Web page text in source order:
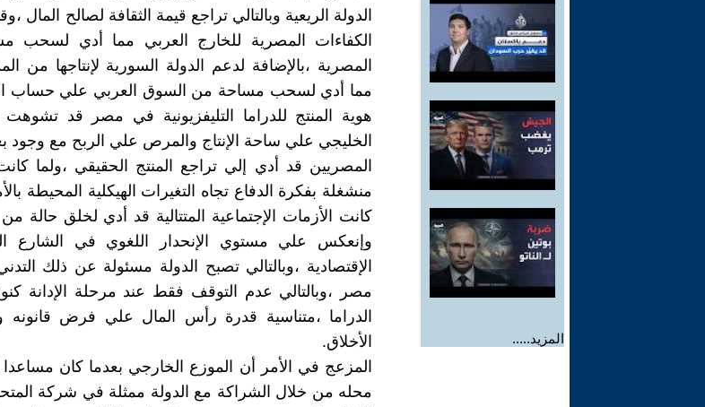
المزيد.....
الدولة الريعية وبالتالي تراجع قيمة الثقافة لصالح
الكفاءات المصرية للخارج العربي مما أدي لسحب
المصرية ،بالإضافة لدعم الدولة السورية لإنتاجها من
مما أدي لسحب مساحة من السوق العربي علي حساب
هوية المنتج للدراما التليفزيونية في مصر قد
الخليجي علي ساحة الإنتاج والمرص علي الربح مع وجود
المصريين قد أدي إلي تراجع المنتج الحقيقي ،ولما
منشغلة بفكرة الدفاع تجاه التغيرات الهيكلية المحيطة
كانت الأزمات الإجتماعية المتتالية قد أدي لخلق حالة
وإنعكس علي مستوي الإنحدار اللغوي في الشارع
الإقتصادية ،وبالتالي تصبح الدولة مسئولة عن ذلك
مصر ،وبالتالي عدم التوقف فقط عند مرحلة الإدانة
الدراما ،متناسية قدرة رأس المال علي فرض
الأخلاق.
المزعج في الأمر أن الموزع الخارجي بعدما كان
محله من خلال الشراكة مع الدولة ممثلة في شركة